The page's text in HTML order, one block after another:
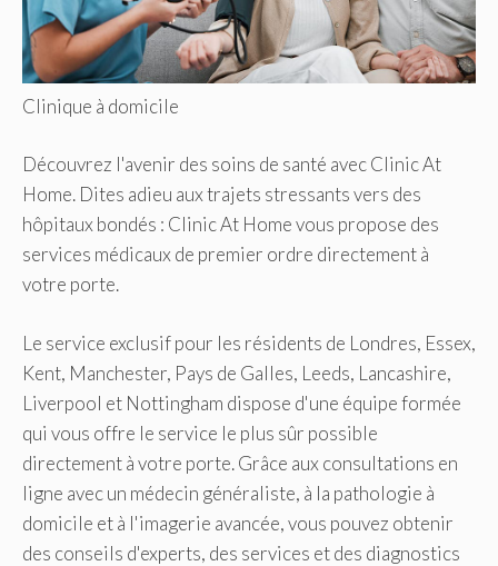
Clinique à domicile
Découvrez l'avenir des soins de santé avec Clinic At
Home. Dites adieu aux trajets stressants vers des
hôpitaux bondés : Clinic At Home vous propose des
services médicaux de premier ordre directement à
votre porte.
Le service exclusif pour les résidents de Londres, Essex,
Kent, Manchester, Pays de Galles, Leeds, Lancashire,
Liverpool et Nottingham dispose d'une équipe formée
qui vous offre le service le plus sûr possible
directement à votre porte. Grâce aux consultations en
ligne avec un médecin généraliste, à la pathologie à
domicile et à l'imagerie avancée, vous pouvez obtenir
des conseils d'experts, des services et des diagnostics